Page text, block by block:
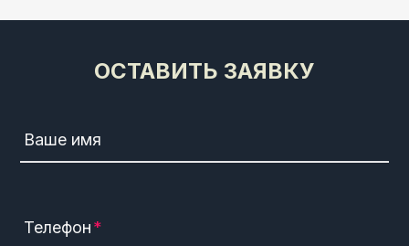
ОСТАВИТЬ ЗАЯВКУ
Ваше имя
Телефон